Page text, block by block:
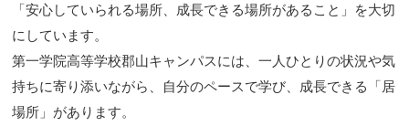
「安心していられる場所、成長できる場所があること」を大切
にしています。
第一学院高等学校郡山キャンパスには、一人ひとりの状況や気
持ちに寄り添いながら、自分のペースで学び、成長できる「居
場所」があります。